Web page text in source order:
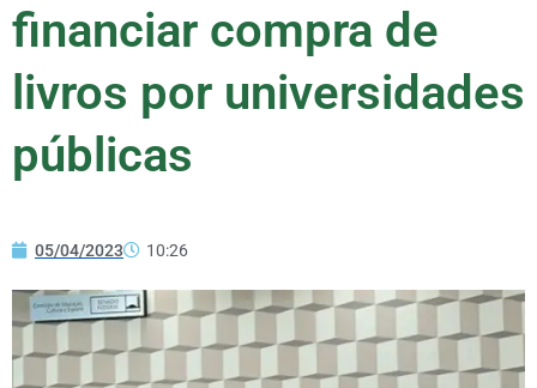
financiar compra de
livros por universidades
públicas
05/04/2023 10:26